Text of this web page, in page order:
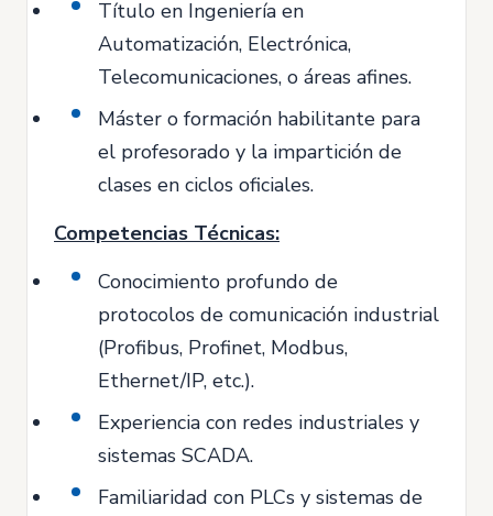
Título en Ingeniería en
Automatización, Electrónica,
Telecomunicaciones, o áreas afines.
Máster o formación habilitante para
el profesorado y la impartición de
clases en ciclos oficiales.
Competencias Técnicas:
Conocimiento profundo de
protocolos de comunicación industrial
(Profibus, Profinet, Modbus,
Ethernet/IP, etc.).
Experiencia con redes industriales y
sistemas SCADA.
Familiaridad con PLCs y sistemas de